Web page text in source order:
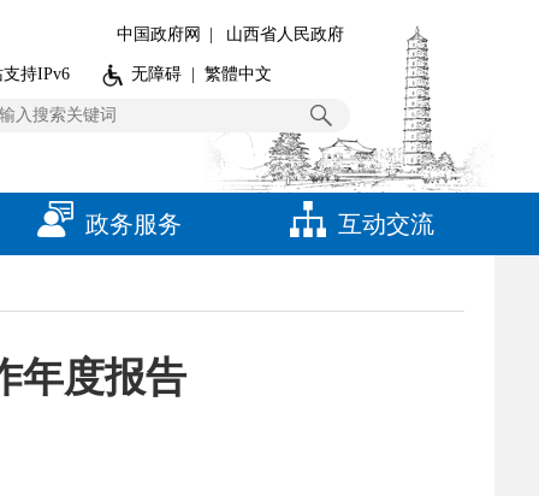
中国政府网 山西省人民政府
持IPv6 无障碍 繁體中文
政务服务 互动交流
年度报告